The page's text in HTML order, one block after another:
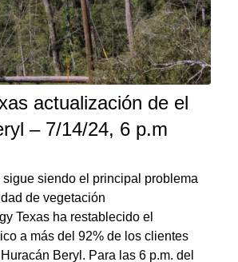
actualización de el
– 7/14/24, 6 p.m
siendo el principal problema
de vegetación
Texas ha restablecido el
a más del 92% de los clientes
Beryl. Para las 6 p.m. del